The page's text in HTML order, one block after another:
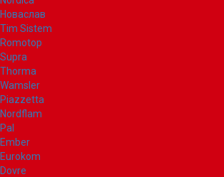
Новаслав
Tim Sistem
Romotop
Supra
Thorma
Wamsler
Piazzetta
Nordflam
Pal
Ember
Eurokom
Dovre